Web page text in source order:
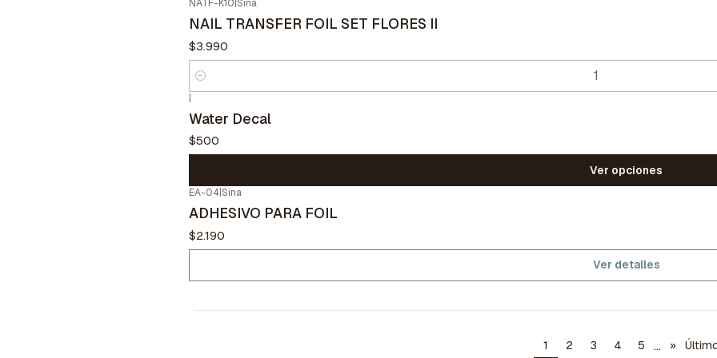
NATF-K10 Sina
NAIL TRANSFER FOIL SET FLORES II
$3.990
Cantidad
Water Decal
$500
Ver opciones
EA-04 Sina
ADHESIVO PARA FOIL
$2.190
Ver detalles
1 2 3 4 5 ... »